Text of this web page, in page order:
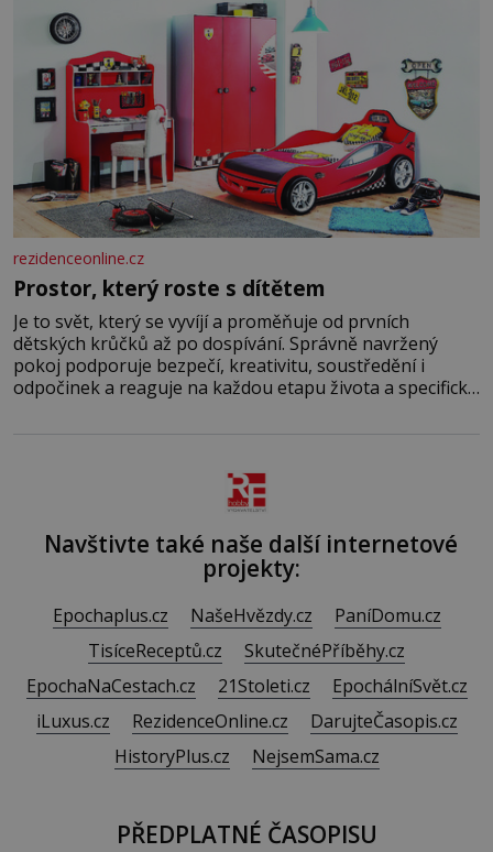
rezidenceonline.cz
Prostor, který roste s dítětem
Je to svět, který se vyvíjí a proměňuje od prvních
dětských krůčků až po dospívání. Správně navržený
pokoj podporuje bezpečí, kreativitu, soustředění i
odpočinek a reaguje na každou etapu života a specifické
Navštivte také naše další internetové
projekty:
Epochaplus.cz NašeHvězdy.cz
PaníDomu.cz
TisíceReceptů.cz
SkutečnéPříběhy.cz
EpochaNaCestach.cz
21Stoleti.cz
EpochálníSvět.cz
iLuxus.cz
RezidenceOnline.cz
DarujteČasopis.cz
HistoryPlus.cz
NejsemSama.cz
PŘEDPLATNÉ ČASOPISU